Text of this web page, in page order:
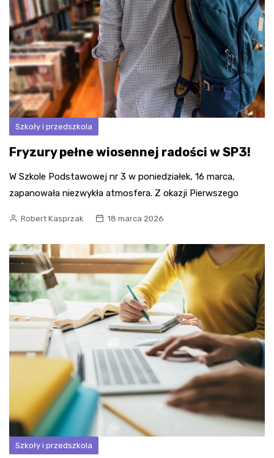
Szkoły i przedszkola
Fryzury pełne wiosennej radości w SP3!
W Szkole Podstawowej nr 3 w poniedziałek, 16 marca,
zapanowała niezwykła atmosfera. Z okazji Pierwszego
Robert Kasprzak 18 marca 2026
Szkoły i przedszkola